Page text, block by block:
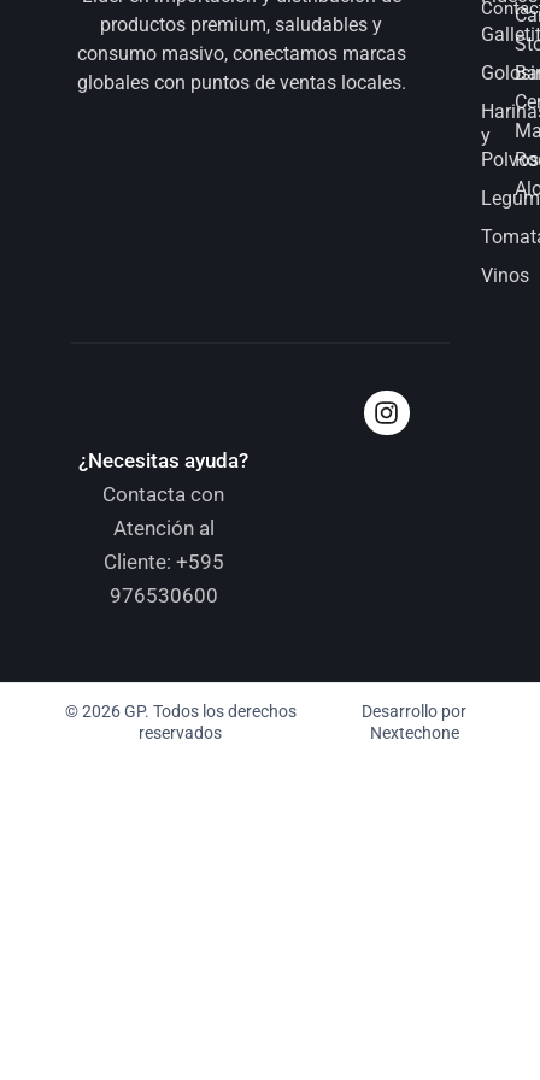
productos premium, saludables y
consumo masivo, conectamos marcas
globales con puntos de ventas locales.
y
Polvos
Vinos
¿Necesitas ayuda?
Contacta con
Atención al
Cliente: +595
976530600
© 2026 GP. Todos los derechos
reservados
Desarrollo por
Nextechone